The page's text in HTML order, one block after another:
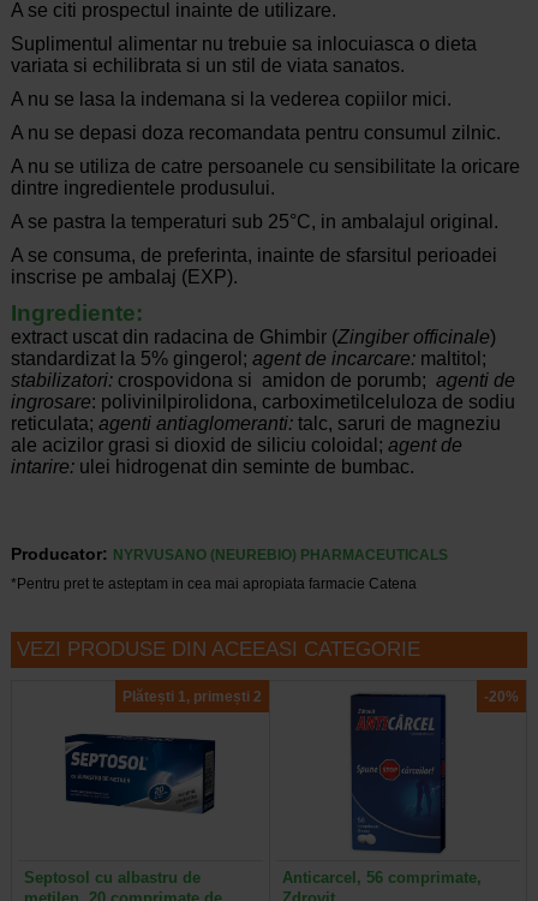
A se citi prospectul inainte de utilizare.
Suplimentul alimentar nu trebuie sa inlocuiasca o dieta
variata si echilibrata si un stil de viata sanatos.
A nu se lasa la indemana si la vederea copiilor mici.
A nu se depasi doza recomandata pentru consumul zilnic.
A nu se utiliza de catre persoanele cu sensibilitate la oricare
dintre ingredientele produsului.
A se pastra la temperaturi sub 25°C, in ambalajul original.
A se consuma, de preferinta, inainte de sfarsitul perioadei
inscrise pe ambalaj (EXP).
Ingrediente:
extract uscat din radacina de Ghimbir (Zingiber officinale)
standardizat la 5% gingerol; agent de incarcare: maltitol;
stabilizatori: crospovidona si amidon de porumb; agenti de
ingrosare: polivinilpirolidona, carboximetilceluloza de sodiu
reticulata; agenti antiaglomeranti: talc, saruri de magneziu
ale acizilor grasi si dioxid de siliciu coloidal; agent de
intarire:ulei hidrogenat din seminte de bumbac.
Producator: NYRVUSANO (NEUREBIO) PHARMACEUTICALS
*Pentru pret te asteptam in cea mai apropiata farmacie Catena
VEZI PRODUSE DIN ACEEASI CATEGORIE
Plătești 1, primești 2
Septosol cu albastru de
-20%
Anticarcel, 56 comprimate,